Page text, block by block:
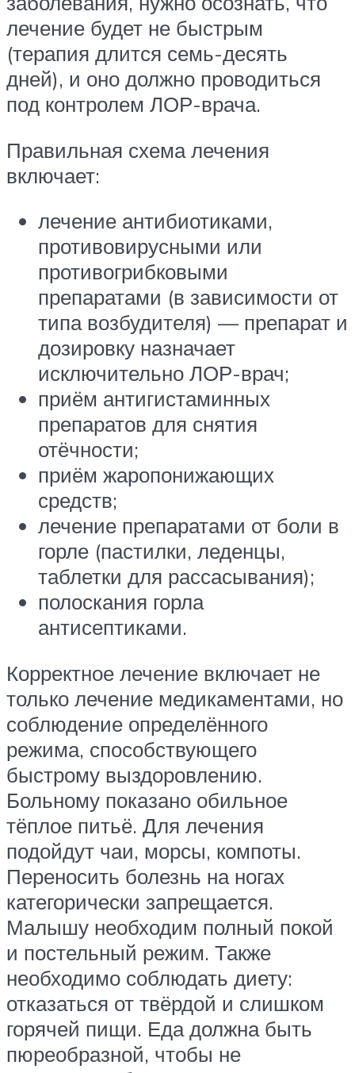
лечение будет не быстрым
(терапия длится семь-десять
дней), и оно должно проводиться
под контролем ЛОР-врача.
Правильная схема лечения
включает:
лечение антибиотиками,
противовирусными или
противогрибковыми
препаратами (в зависимости от
типа возбудителя) — препарат и
дозировку назначает
исключительно ЛОР-врач;
приём антигистаминных
препаратов для снятия
отёчности;
приём жаропонижающих
средств;
лечение препаратами от боли в
горле (пастилки, леденцы,
таблетки для рассасывания);
полоскания горла
антисептиками.
Корректное лечение включает не
только лечение медикаментами, но
соблюдение определённого
режима, способствующего
быстрому выздоровлению.
Больному показано обильное
тёплое питьё. Для лечения
подойдут чаи, морсы, компоты.
Переносить болезнь на ногах
категорически запрещается.
Малышу необходим полный покой
и постельный режим. Также
необходимо соблюдать диету:
отказаться от твёрдой и слишком
горячей пищи. Еда должна быть
пюреобразной, чтобы не